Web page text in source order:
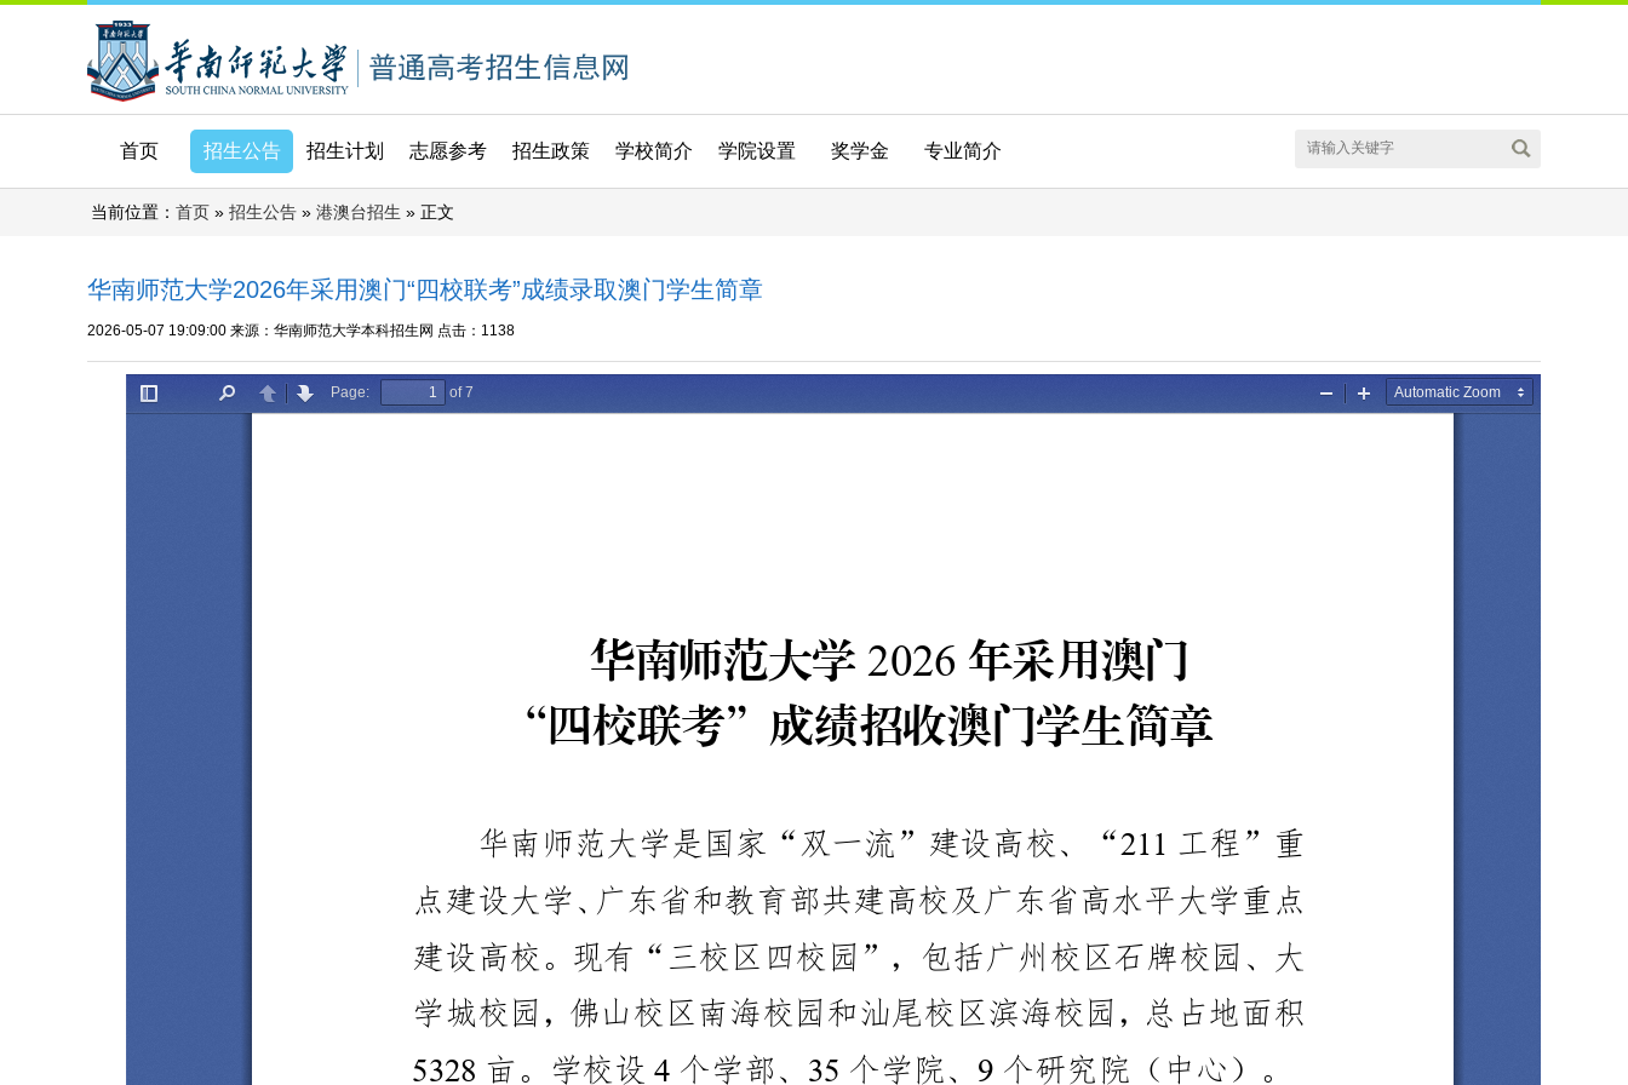
首页 招生公告 招生计划 志愿参考 招生政策 学校简介 学院设置 奖学金 专业简介
当前位置： 首页» 招生公告» 港澳台招生 » 正文
华南师范大学2026年采用澳门“四校联考”成绩录取澳门学生简章
2026-05-07 19:09:00 来源：华南师范大学本科招生网 点击： 1138